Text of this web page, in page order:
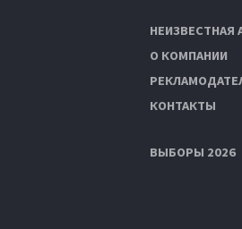
НЕИЗВЕСТНАЯ
О КОМПАНИИ
КОНТАКТЫ
ВЫБОРЫ 2026